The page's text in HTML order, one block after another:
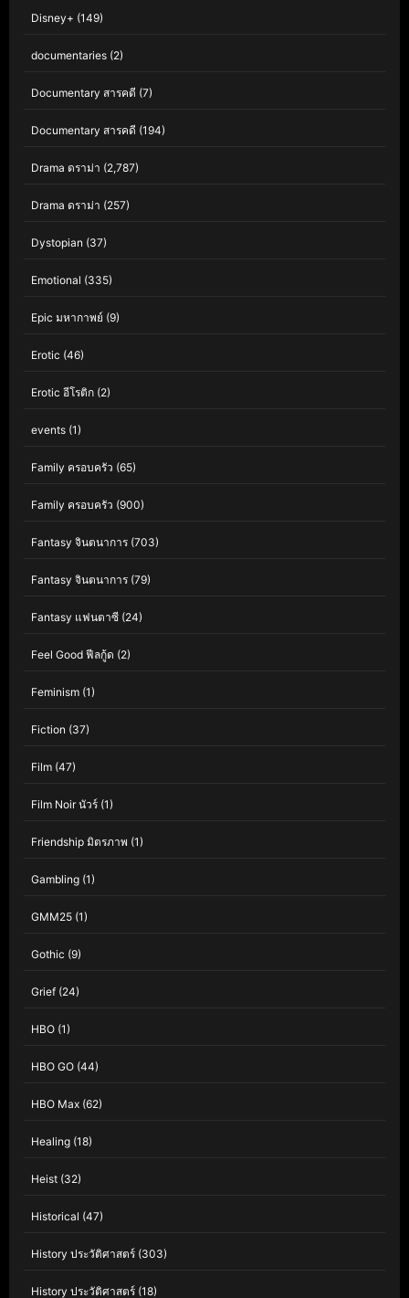
Disney+ (149)
documentaries (2)
Documentary สารคดี (7)
Documentary สารคดี (194)
Drama ดราม่า (2,787)
Drama ดราม่า (257)
Dystopian (37)
Emotional (335)
Epic มหากาพย์ (9)
Erotic (46)
Erotic อีโรติก (2)
events (1)
Family ครอบครัว (65)
Family ครอบครัว (900)
Fantasy จินตนาการ (703)
Fantasy จินตนาการ (79)
Fantasy แฟนตาซี (24)
Feel Good ฟีลกู้ด (2)
Feminism (1)
Fiction (37)
Film (47)
Film Noir นัวร์ (1)
Friendship มิตรภาพ (1)
Gambling (1)
GMM25 (1)
Gothic (9)
Grief (24)
HBO (1)
HBO GO (44)
HBO Max (62)
Healing (18)
Heist (32)
Historical (47)
History ประวัติศาสตร์ (303)
History ประวัติศาสตร์ (18)